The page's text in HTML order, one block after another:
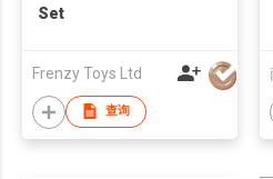
Set
Frenzy Toys Ltd
查询